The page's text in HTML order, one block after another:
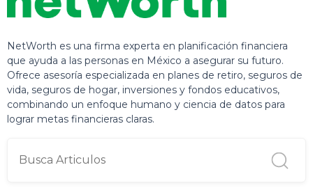
NetWorth es una firma experta en planificación financiera
que ayuda a las personas en México a asegurar su futuro.
Ofrece asesoría especializada en planes de retiro, seguros de
vida, seguros de hogar, inversiones y fondos educativos,
combinando un enfoque humano y ciencia de datos para
lograr metas financieras claras.